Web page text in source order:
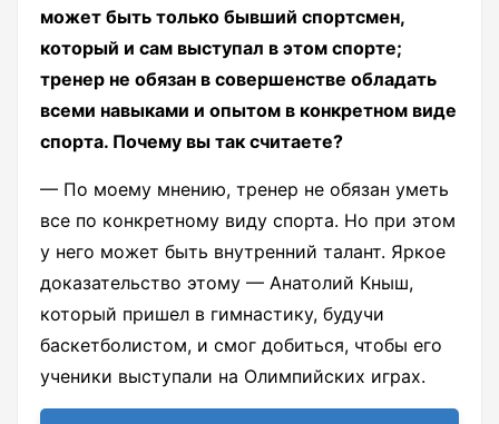
может быть только бывший спортсмен,
который и сам выступал в этом спорте;
тренер не обязан в совершенстве обладать
всеми навыками и опытом в конкретном виде
спорта. Почему вы так считаете?
— По моему мнению, тренер не обязан уметь
все по конкретному виду спорта. Но при этом
у него может быть внутренний талант. Яркое
доказательство этому — Анатолий Кныш,
который пришел в гимнастику, будучи
баскетболистом, и смог добиться, чтобы его
ученики выступали на Олимпийских играх.